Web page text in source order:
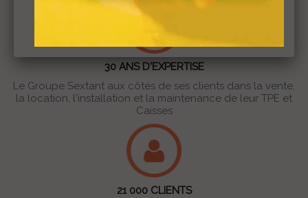
30 ANS D'EXPERTISE
Le Groupe Sextant aux côtés de ses clients dans la vente,
la location, l'installation et la maintenance de leur TPE et
Caisses
21 000 CLIENTS